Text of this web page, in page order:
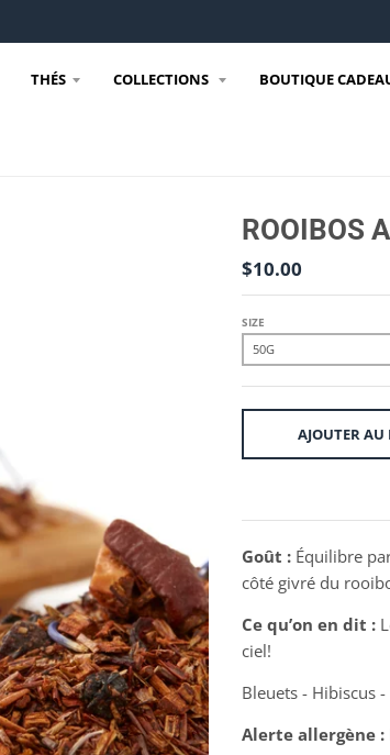
THÉS COLLECTIONS BOUTIQUE
ROOIBOS
$10.00
SIZE
AJOUTER AU
Goût : Équilibre
côté givré du
Ce qu’on en dit :
ciel!
Bleuets - Hibiscus
Alerte allergène :